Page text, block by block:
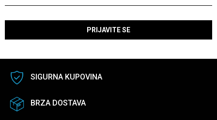
PRIJAVITE SE
SIGURNA KUPOVINA
BRZA DOSTAVA